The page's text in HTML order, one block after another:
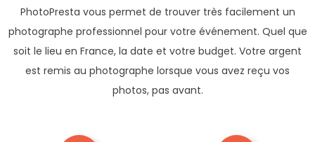
PhotoPresta vous permet de trouver très facilement un
photographe professionnel pour votre événement. Quel que
soit le lieu en France, la date et votre budget. Votre argent
est remis au photographe lorsque vous avez reçu vos
photos, pas avant.